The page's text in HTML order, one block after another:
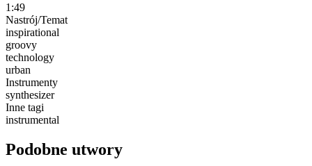
1:49
Nastrój/Temat
inspirational
groovy
technology
urban
Instrumenty
synthesizer
Inne tagi
instrumental
Podobne utwory